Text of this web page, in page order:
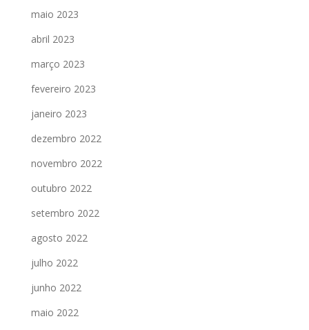
maio 2023
abril 2023
março 2023
fevereiro 2023
janeiro 2023
dezembro 2022
novembro 2022
outubro 2022
setembro 2022
agosto 2022
julho 2022
junho 2022
maio 2022